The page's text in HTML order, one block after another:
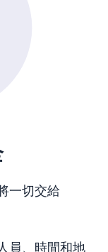
一切交給
員、時間和地